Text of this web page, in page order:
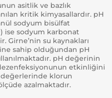
asitlik ve bazlık
kritik kimyasallardır. pH
sodyum bisülfat
ise sodyum karbonat
su kaynakları
sahip olduğundan pH
pH değerinin
etkinliğini
klorun
azalmaktadır.